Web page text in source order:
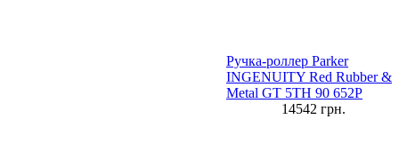
Ручка-роллер Parker
INGENUITY Red Rubber &
Metal GT 5TH 90 652Р
14542 грн.